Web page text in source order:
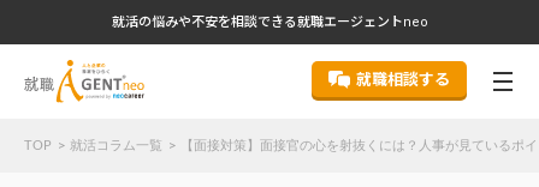
就活の悩みや不安を相談できる就職エージェントneo
就職相談する
TOP 就活コラム一覧 【面接対策】面接官の心を射抜くには？人事が見ているポ